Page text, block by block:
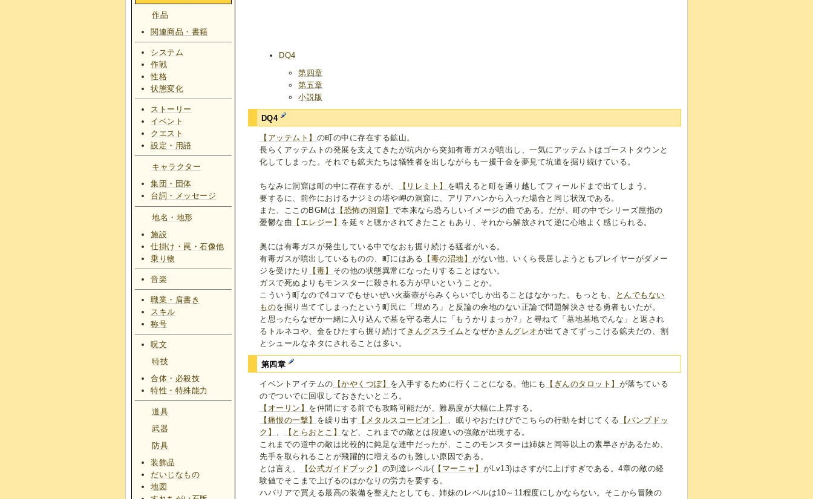
DQ4
第四章
第五章
小説版
DQ4
【アッテムト】 の町の中に存在する鉱山。
長らくアッテムトの発展を支えてきたが坑内から突如有毒ガスが噴出し、一気にアッテムトはゴーストタウンと
化してしまった。それでも鉱夫たちは犠牲者を出しながらも一攫千金を夢見て坑道を掘り続けている。
ちなみに洞窟は町の中に存在するが、 【リレミト】 を唱えると町を通り越してフィールドまで出てしまう。
要するに、前作におけるナジミの塔や岬の洞窟に、アリアハンから入った場合と同じ状況である。
また、ここのBGMは 【恐怖の洞窟】 で本来なら恐ろしいイメージの曲である。だが、町の中でシリーズ屈指の
憂鬱な曲 【エレジー】 を延々と聴かされてきたこともあり、それから解放されて逆に心地よく感じられる。
奥には有毒ガスが発生している中でなおも掘り続ける猛者がいる。
有毒ガスが噴出しているものの、町にはある 【毒の沼地】 がない他、いくら長居しようともプレイヤーがダメー
ジを受けたり
【毒】 その他の状態異常になったりすることはない。
ガスで死ぬよりもモンスターに殺される方が早いということか。
こういう町なので4コマでもせいぜい火薬壺がらみくらいでしか出ることはなかった。もっとも、
とんでもない
ものを掘り当ててしまったという町民に「埋めろ」と反論の余地のない正論で問題解決させる勇者もいたが。
と思ったらなぜか一緒に入り込んで墓を守る老人に「もうかりまっか?」と尋ねて「墓地墓地でんな」と返され
るトルネコや、金をひたすら掘り続けて きんグスライム となぜかきんグレオが出てきてずっこける鉱夫だの、割
とシュールなネタにされることは多い。
第四章
イベントアイテムの 【かやくつぼ】 を入手するために行くことになる。他にも 【ぎんのタロット】 が落ちている
のでついでに回収しておきたいところ。
【オーリン】 を仲間にする前でも攻略可能だが、難易度が大幅に上昇する。
【痛恨の一撃】 を繰り出す 【メタルスコーピオン】 、眠りやおたけびでこちらの行動を封じてくる
【バンプドッ
ク】 、 【とらおとこ】 など、これまでの敵とは段違いの強敵が出現する。
これまでの道中の敵は比較的に鈍足な連中だったが、ここのモンスターは姉妹と同等以上の素早さがあるため、
先手を取られることが飛躍的に増えるのも難しい原因である。
とは言え、
【公式ガイドブック】 の到達レベル( 【マーニャ】 がLv13)はさすがに上げすぎである。4章の敵の経
験値でそこまで上げるのはかなりの労力を要する。
ハバリアで買える最高の装備を整えたとしても、姉妹のレベルは10～11程度にしかならない。そこから冒険の
作品
関連商品・書籍
システム
作戦
性格
状態変化
ストーリー
イベント
クエスト
設定・用語
キャラクター
集団・団体
台詞・メッセージ
地名・地形
施設
仕掛け・罠・石像他
乗り物
音楽
職業・肩書き
スキル
称号
呪文
特技
合体・必殺技
特性・特殊能力
道具
武器
防具
装飾品
だいじなもの
地図